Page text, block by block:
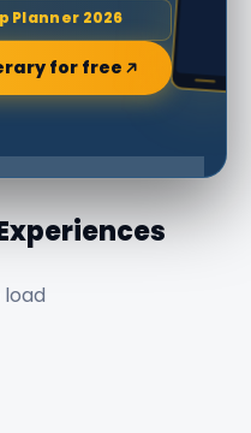
Planner 2026
for free
load